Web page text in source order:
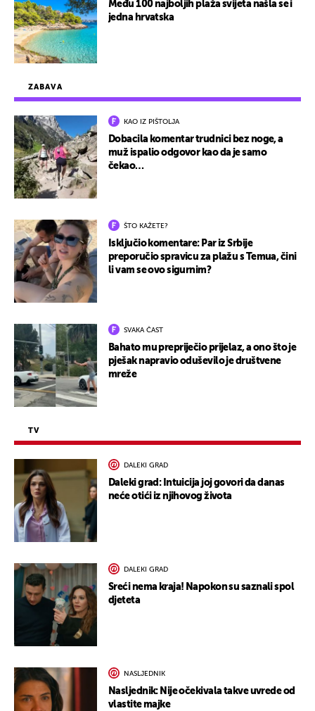
ZABAVA
KAO IZ PIŠTOLJA
Dobacila komentar trudnici bez noge, a
muž ispalio odgovor kao da je samo
čekao…
ŠTO KAŽETE?
Isključio komentare: Par iz Srbije
preporučio spravicu za plažu s Temua, čini
li vam se ovo sigurnim?
SVAKA ČAST
Bahato mu prepriječio prijelaz, a ono što je
pješak napravio oduševilo je društvene
mreže
TV
DALEKI GRAD
Daleki grad: Intuicija joj govori da danas
neće otići iz njihovog života
DALEKI GRAD
Sreći nema kraja! Napokon su saznali spol
djeteta
NASLJEDNIK
Nasljednik: Nije očekivala takve uvrede od
vlastite majke
Među 100 najboljih plaža svijeta našla se i
jedna hrvatska